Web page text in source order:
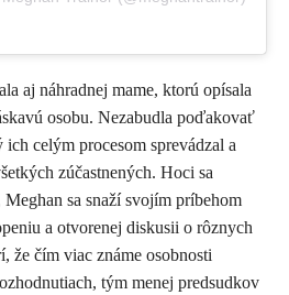
aj náhradnej mame, ktorú opísala
osobu. Nezabudla poďakovať
celým procesom sprevádzal a
zúčastnených. Hoci sa
sa snaží svojím príbehom
a otvorenej diskusii o rôznych
že čím viac známe osobnosti
tým menej predsudkov